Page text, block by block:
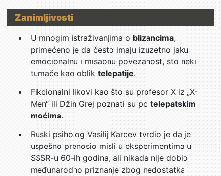
Zanimljivosti
U mnogim istraživanjima oblizancima,
primećeno je da često imaju izuzetno jaku
emocionalnu i misaonu povezanost, što neki
tumače kao obliktelepatije.
Fikcionalni likovi kao što su profesor X iz „X-
Men“ ili Džin Grej poznati su po telepatskim
moćima.
Ruski psiholog Vasilij Karcev tvrdio je da je
uspešno prenosio misli u eksperimentima u
SSSR-u 60-ih godina, ali nikada nije dobio
međunarodno priznanje zbog nedostatka